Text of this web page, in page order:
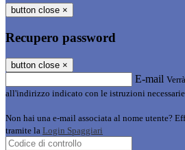
button close ×
Recupero password
button close ×
E-mail
all'indirizzo indicato con le istruzioni
Non hai una e-mail associata al nome utente?
tramite la Login Spaggiari